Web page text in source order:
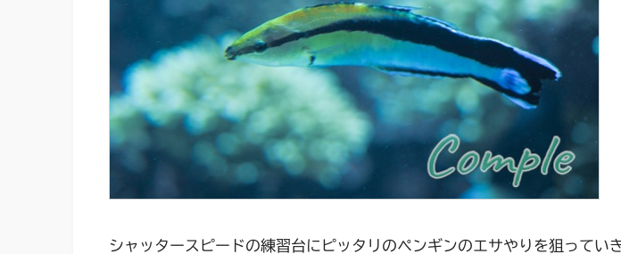
シャッタースピードの練習台にピッタリのペンギンのエサやりを狙ってい